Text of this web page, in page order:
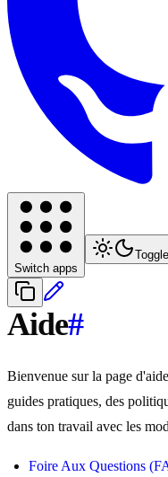
Switch apps
Aide#
Bienvenue sur la page
guides pratiques, des
dans ton travail avec les
Foire Aux Questions